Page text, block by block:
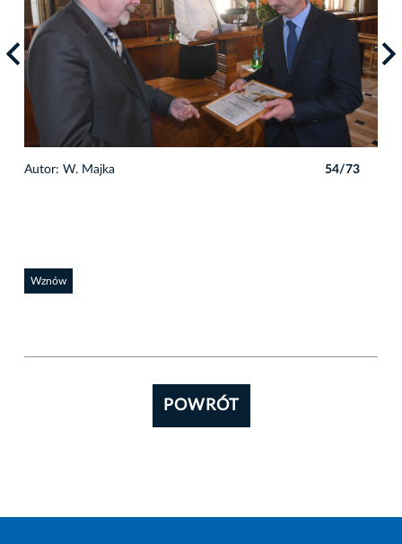
Autor: W. Majka 54/73
Wznów
POWRÓT